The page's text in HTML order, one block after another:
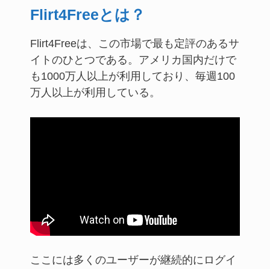
Flirt4Freeとは？
Flirt4Freeは、この市場で最も定評のあるサ
イトのひとつである。アメリカ国内だけで
も1000万人以上が利用しており、毎週100
万人以上が利用している。
ここには多くのユーザーが継続的にログイ